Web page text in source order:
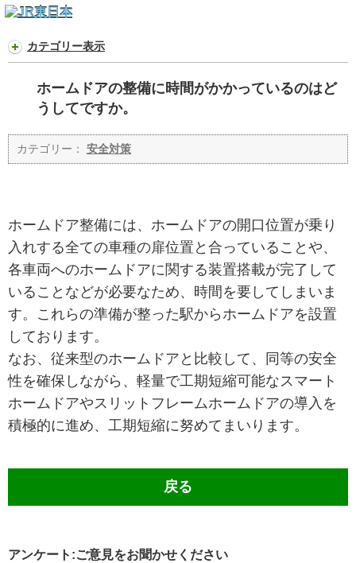
カテゴリー表示
ホームドアの整備に時間がかかっているのはど
うしてですか。
カテゴリー： 安全対策
ホームドア整備には、ホームドアの開口位置が乗り
入れする全ての車種の扉位置と合っていることや、
各車両へのホームドアに関する装置搭載が完了して
いることなどが必要なため、時間を要してしまいま
す。これらの準備が整った駅からホームドアを設置
しております。
なお、従来型のホームドアと比較して、同等の安全
性を確保しながら、軽量で工期短縮可能なスマート
ホームドアやスリットフレームホームドアの導入を
積極的に進め、工期短縮に努めてまいります。
戻る
アンケート:ご意見をお聞かせください